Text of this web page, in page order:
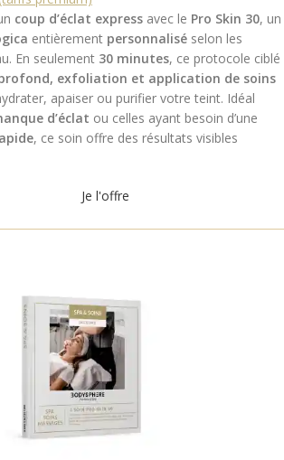
de pouce dont elle a besoin.
les parties du visage et du
peuvent être traitées.
d'un moment de bien-être
sérénité dans un
propice à la
Quelle que soit la
pour votre peau, ProSkin 30
jamais été aussi radieuse.
coup d’éclat express avec le Pro Skin 30, un
entièrement personnalisé selon les
En seulement 30 minutes, ce protocole ciblé
exfoliation et application de soins
apaiser ou purifier votre teint. Idéal
d’éclat ou celles ayant besoin d’une
, ce soin offre des résultats visibles
Je l'offre